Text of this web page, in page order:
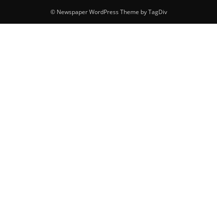
© Newspaper WordPress Theme by TagDiv